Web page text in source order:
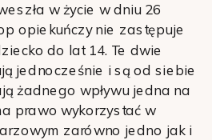
w życie w dniu 26
opiekuńczy nie zastępuje
do lat 14. Te dwie
jednocześnie i są od siebie
żadnego wpływu jedna na
prawo wykorzystać w
zarówno jedno jak i